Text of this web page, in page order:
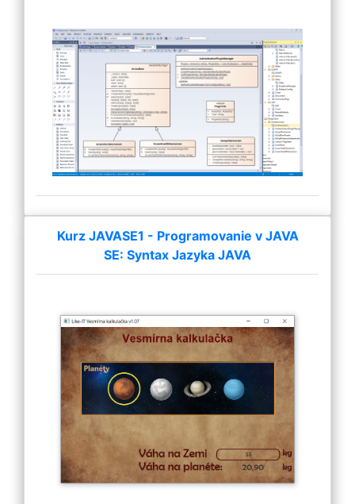
Kurz JAVASE1 - Programovanie v JAVA
SE: Syntax Jazyka JAVA